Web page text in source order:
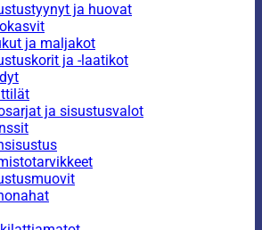
ja huovat
ja maljakot
ja -laatikot
ja sisustusvalot